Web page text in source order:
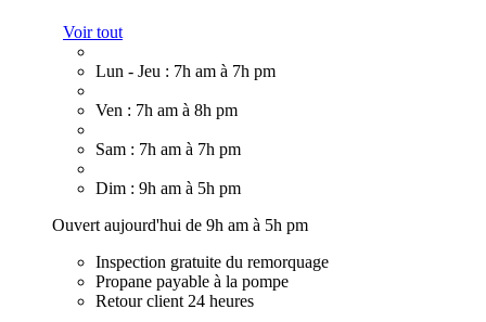
Voir tout
Lun - Jeu : 7h am à 7h pm
Ven : 7h am à 8h pm
Sam : 7h am à 7h pm
Dim : 9h am à 5h pm
Ouvert aujourd'hui de 9h am à 5h pm
Inspection gratuite du remorquage
Propane payable à la pompe
Retour client 24 heures